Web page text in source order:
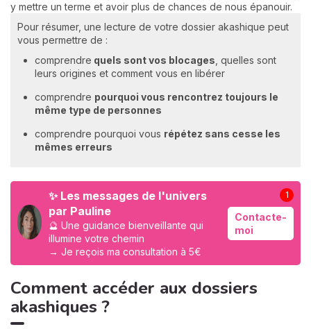
y mettre un terme et avoir plus de chances de nous épanouir.
Pour résumer, une lecture de votre dossier akashique peut
vous permettre de :
comprendre quels sont vos blocages , quelles sont
leurs origines et comment vous en libérer
comprendre pourquoi vous rencontrez toujours le
même type de personnes
comprendre pourquoi vous répétez sans cesse les
mêmes erreurs
✨ Les messages de l'univers
par Pauline
🔮 Une guidance bienveillante qui
illumine votre chemin
→ Je reçois ma consultation à 5€
Contacte-
moi
1
Comment accéder aux dossiers
akashiques ?